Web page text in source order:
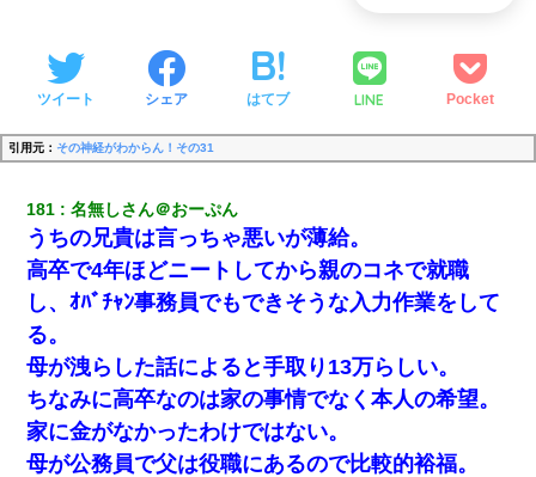
ツイート シェア はてブ LINE Pocket
引用元： その神経がわからん！その31
181 名無しさん＠おーぷん
うちの兄貴は言っちゃ悪いが薄給。
高卒で4年ほどニートしてから親のコネで就職
し、ｵﾊﾞﾁｬﾝ事務員でもできそうな入力作業をして
る。
母が洩らした話によると手取り13万らしい。
ちなみに高卒なのは家の事情でなく本人の希望。
家に金がなかったわけではない。
母が公務員で父は役職にあるので比較的裕福。